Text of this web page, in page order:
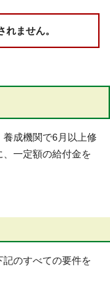
ません。
成機関で6月以上修
一定額の給付金を
のすべての要件を